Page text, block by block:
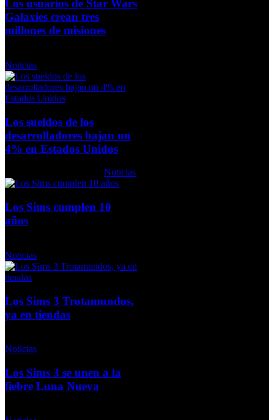
Los usuarios de Star Wars
Galaxies crean tres
millones de misiones
Noticias
Los sueldos de los
desarrolladores bajan un
4% en Estados Unidos
Noticias
Los Sims cumplen 10
años
Noticias
Los Sims 3 Trotamundos,
ya en tiendas
Noticias
Los Sims 3 se unen a la
fiebre Luna Nueva